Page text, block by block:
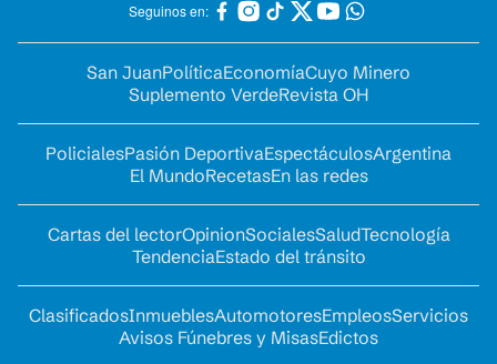
Seguinos en:
San JuanPolíticaEconomíaCuyo Minero
Suplemento VerdeRevista OH
PolicialesPasión DeportivaEspectáculosArgentina
El MundoRecetasEn las redes
Cartas del lectorOpinionSocialesSaludTecnología
TendenciaEstado del tránsito
ClasificadosInmueblesAutomotoresEmpleosServicios
Avisos Fúnebres y MisasEdictos